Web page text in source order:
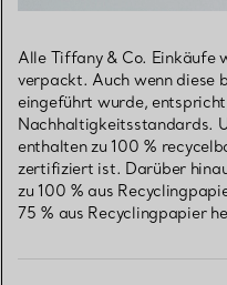
Alle Tiffany & Co. Einkäufe
verpackt. Auch wenn diese
eingeführt wurde,
Nachhaltigkeitsstandards.
enthalten zu 100 %
zertifiziert ist. Darüber
zu 100 % aus
75 % aus Recyclingpapier